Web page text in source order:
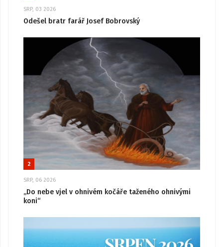
SRP, 03 2026
Odešel bratr farář Josef Bobrovský
2
SRP, 06 2026
„Do nebe vjel v ohnivém kočáře taženého ohnivými
koni“